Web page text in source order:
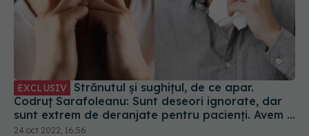
EXCLUSIV
Codruț Sarafoleanu: Sunt deseori ignorate, dar
sunt extrem de deranjate pentru pacienți. Avem o
paletă foarte largă de alte circumstanțe, inclusiv,
24 oct 2022, 16:56